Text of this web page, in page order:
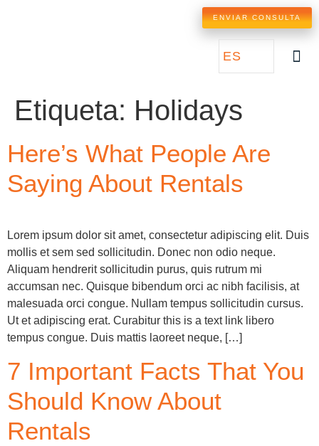
ENVIAR CONSULTA
ES
Etiqueta: Holidays
Here’s What People Are
Saying About Rentals
Lorem ipsum dolor sit amet, consectetur adipiscing elit. Duis
mollis et sem sed sollicitudin. Donec non odio neque.
Aliquam hendrerit sollicitudin purus, quis rutrum mi
accumsan nec. Quisque bibendum orci ac nibh facilisis, at
malesuada orci congue. Nullam tempus sollicitudin cursus.
Ut et adipiscing erat. Curabitur this is a text link libero
tempus congue. Duis mattis laoreet neque, […]
7 Important Facts That You
Should Know About
Rentals